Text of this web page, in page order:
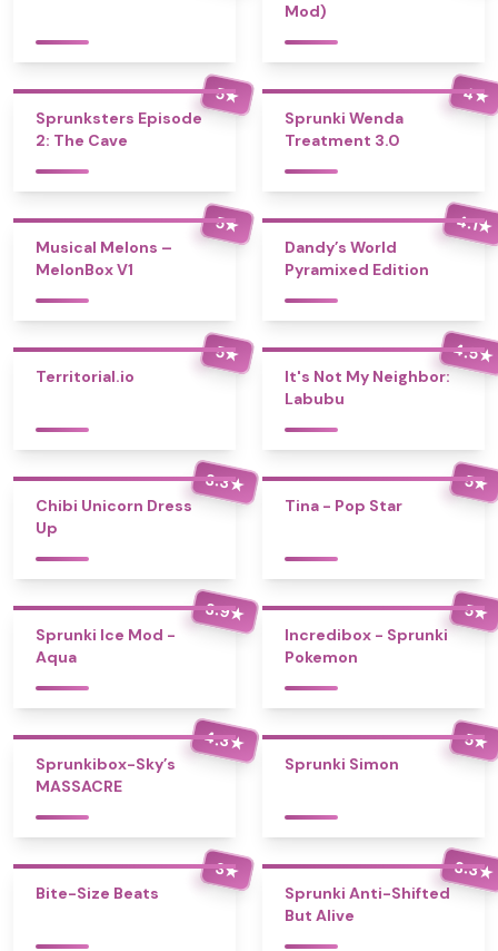
Mod)
5★
Sprunksters Episode
2: The Cave
4★
Sprunki Wenda
Treatment 3.0
5★
Musical Melons –
MelonBox V1
4.1★
Dandy’s World
Pyramixed Edition
5★
Territorial.io
4.5★
It's Not My Neighbor:
Labubu
3.3★
Chibi Unicorn Dress
Up
5★
Tina - Pop Star
3.9★
Sprunki Ice Mod -
Aqua
5★
Incredibox - Sprunki
Pokemon
4.3★
Sprunkibox-Sky’s
MASSACRE
5★
Sprunki Simon
3★
Bite-Size Beats
3.3★
Sprunki Anti-Shifted
But Alive